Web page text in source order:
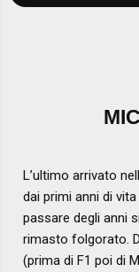
L’ultimo arrivato
dai primi anni di
passare degli anni
rimasto folgorato.
(prima di F1 poi di